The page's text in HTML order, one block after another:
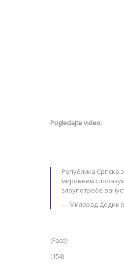
Pogledajte video:
Република Српска
мировним
злоупотребе
— Милорад Додик
(Face)
(154)